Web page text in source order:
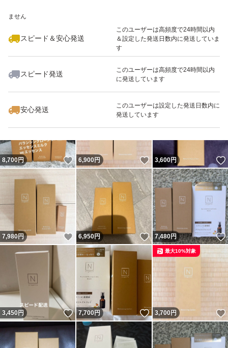
ません
スピード＆安心発送
このユーザーは高頻度で24時間以内
＆設定した発送日数内に発送していま
す
スピード発送
このユーザーは高頻度で24時間以内
に発送しています
安心発送
このユーザーは設定した発送日数内に
発送しています
いいね！
6,450
8,700円 いいね！
6,900円 いいね！
3,600円
7,980円 いいね！
6,950円 いいね！
7,480円
3,450円 いいね！
7,700円 いいね！
3,700円
最大10%対象